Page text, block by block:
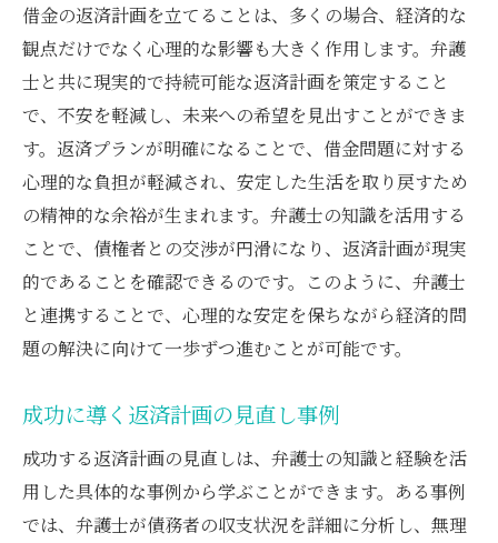
借金の返済計画を立てることは、多くの場合、経済的な
観点だけでなく心理的な影響も大きく作用します。弁護
士と共に現実的で持続可能な返済計画を策定すること
で、不安を軽減し、未来への希望を見出すことができま
す。返済プランが明確になることで、借金問題に対する
心理的な負担が軽減され、安定した生活を取り戻すため
の精神的な余裕が生まれます。弁護士の知識を活用する
ことで、債権者との交渉が円滑になり、返済計画が現実
的であることを確認できるのです。このように、弁護士
と連携することで、心理的な安定を保ちながら経済的問
題の解決に向けて一歩ずつ進むことが可能です。
成功に導く返済計画の見直し事例
成功する返済計画の見直しは、弁護士の知識と経験を活
用した具体的な事例から学ぶことができます。ある事例
では、弁護士が債務者の収支状況を詳細に分析し、無理